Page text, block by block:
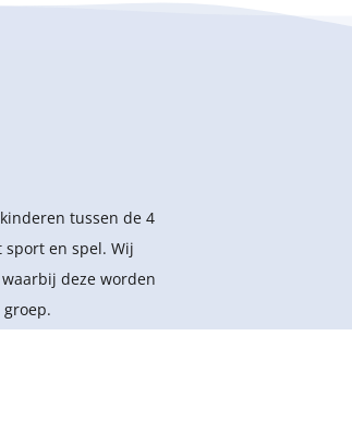
tussen de 4
sport en spel. Wij
deze worden